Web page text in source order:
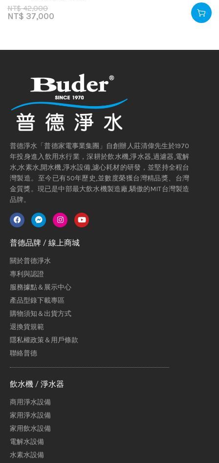
NT$42,000
NT$ 37,000
普德淨水「普德家電事業集團」自創辦人莊清偉先生於1970
年投身進入飲用水行業，深耕於飲水機,淨水器,過濾器,電解
水,水素水,開水機,淨水設備,濾心耗材的研發，並堅持全程台
灣製造。至今已有50年歷史,並數度榮獲台灣精品獎、台灣
金質獎。現已是中部最大飲水機製造廠,驕傲的MIT台灣製造
品牌。
普德品牌 / 線上商城
關於普德淨水
專利與認證
服務據點＆展示中心
產品型錄下載專區
購物須知＆出貨方式
退換貨規範
隱私權政策＆用戶條款
聯絡普德
飲水機 / 淨水器
商用淨水設備
家用淨水設備
家用飲水設備
電解水設備
水素水設備